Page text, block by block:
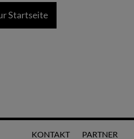
Startseite
KONTAKT PARTNER